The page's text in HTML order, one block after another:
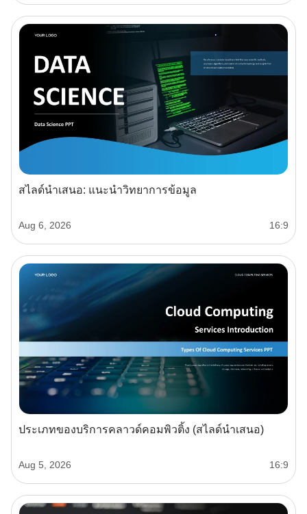
สไลด์นำเสนอ: แนะนำวิทยาการข้อมูล
Aug 6, 2026 16:9
ประเภทของบริการคลาวด์คอมพิวติ้ง (สไลด์นำเสนอ)
Aug 5, 2026 16:9